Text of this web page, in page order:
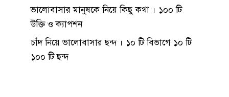
ভালোবাসার মানুষকে নিয়ে কিছু কথা । ১০০ টি
উক্তি ও ক্যাপশন
চাঁদ নিয়ে ভালোবাসার ছন্দ । ১০ টি বিভাগে ১০ টি
১০০ টি ছন্দ